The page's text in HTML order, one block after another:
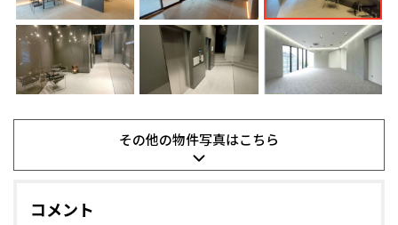
その他の物件写真はこちら
コメント